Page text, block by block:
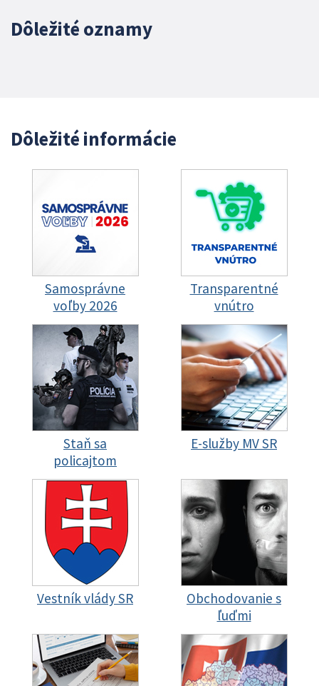
Dôležité oznamy
Dôležité informácie
Samosprávne
voľby 2026
Transparentné
vnútro
Staň sa
policajtom
E-služby MV SR
Vestník vlády SR
Obchodovanie s
ľuďmi